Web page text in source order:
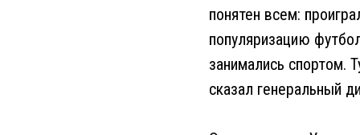
понятен всем:
популяризацию
занимались спортом.
сказал генеральный